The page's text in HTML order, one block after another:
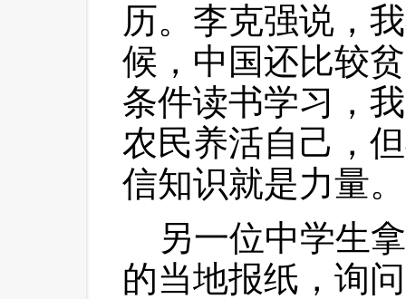
历。李克强说，
候，中国还比较
条件读书学习，
农民养活自己，
信知识就是力量。
另一位中学生
的当地报纸，询